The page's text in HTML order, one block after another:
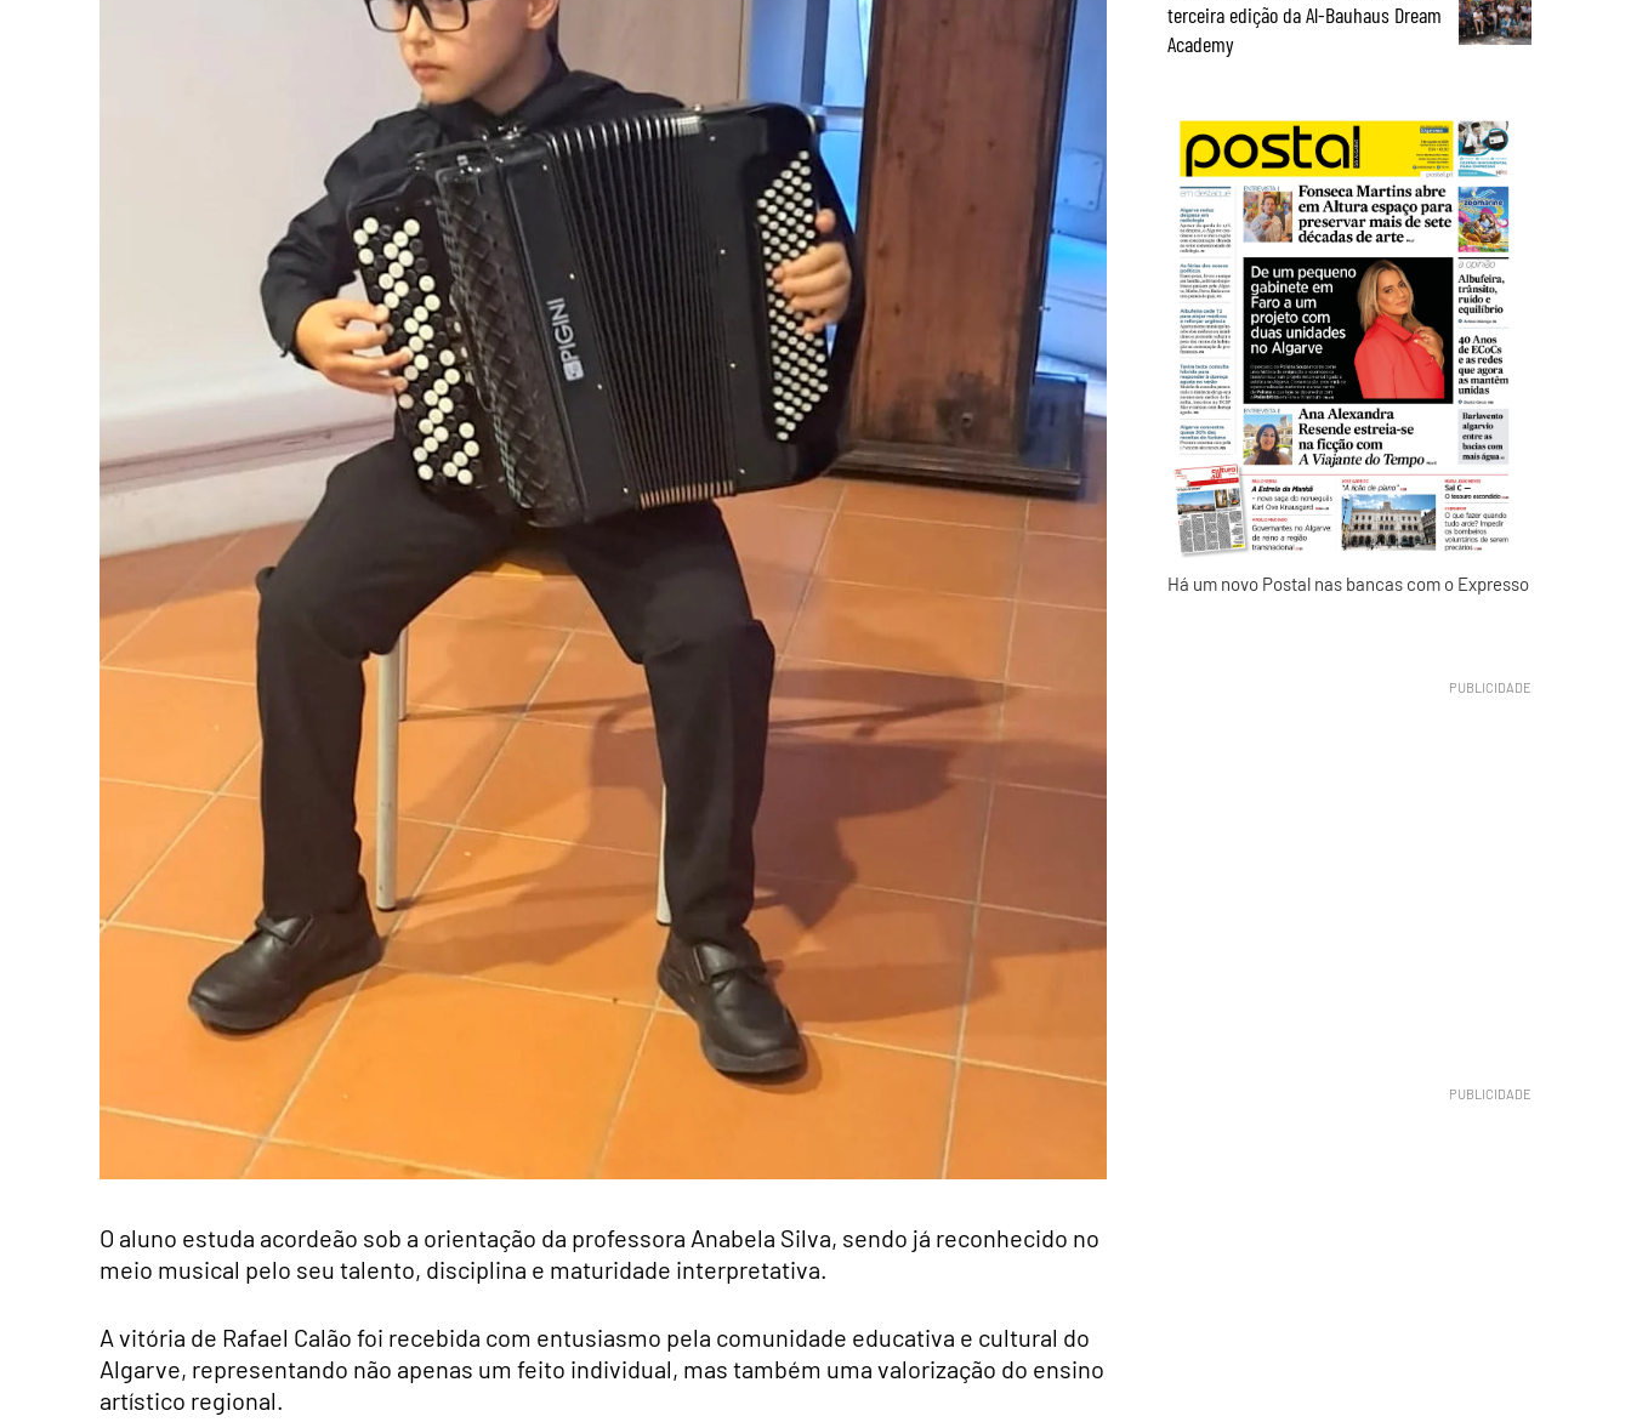
O aluno estuda acordeão sob a orientação da professora Anabela Silva, sendo já reconhecido no
meio musical pelo seu talento, disciplina e maturidade interpretativa.
A vitória de Rafael Calão foi recebida com entusiasmo pela comunidade educativa e cultural do
Algarve, representando não apenas um feito individual, mas também uma valorização do ensino
artístico regional.
terceira edição da Al-Bauhaus Dream
Academy
Há um novo Postal nas bancas com o Expresso